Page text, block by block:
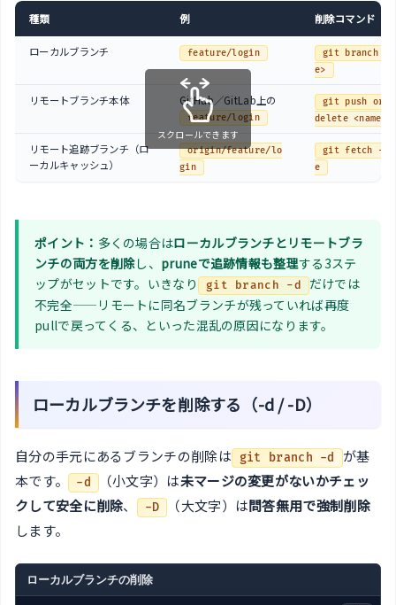
種類 例 削除コマンド
ローカルブランチ feature/login
git branch -d
e>
リモートブランチ本体 GitHub／GitLab上の
feature/login
git push
delete <name>
リモート追跡ブランチ（ロ
ーカルキャッシュ）
origin/feature/lo
gin
git fetch --
e
スクロールできます
ポイント： 多くの場合はローカルブランチとリモートブラ
ンチの両方を削除し、 pruneで追跡情報も整理する3ステ
ップがセットです。いきなり
git branch -d
だけでは
不完全——リモートに同名ブランチが残っていれば再度
pullで戻ってくる、といった混乱の原因になります。
ローカルブランチを削除する（-d / -D）
自分の手元にあるブランチの削除は git branch -d
が基
本です。
-d （小文字）は未マージの変更がないかチェッ
クして安全に削除、 -D （大文字）は問答無用で強制削除
します。
ローカルブランチの削除